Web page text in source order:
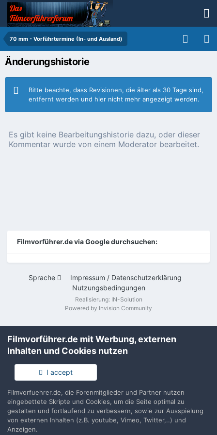
70 mm - Vorführtermine (In- und Ausland)
Änderungshistorie
Bitte beachte, dass Revisionen, die älter als 30 Tage sind,
entfernt werden und hier nicht mehr angezeigt werden.
Es gibt keine Bearbeitungshistorie dazu, oder dieser
Kommentar wurde von einem Moderator bearbeitet.
Filmvorführer.de via Google durchsuchen:
Sprache
Impressum / Datenschutzerklärung
Nutzungsbedingungen
Realisierung: IN-Solution
Powered by Invision Community
Filmvorführer.de mit Werbung, externen
Inhalten und Cookies nutzen
I accept
Filmvorfuehrer.de, die Forenmitglieder und Partner nutzen
eingebettete Skripte und Cookies, um die Seite optimal zu
gestalten und fortlaufend zu verbessern, sowie zur Ausspielung
von externen Inhalten (z.B. youtube, Vimeo, Twitter,..) und
Anzeigen.